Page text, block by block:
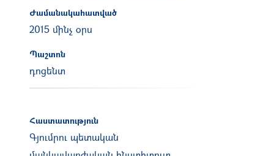
Ժամանակահատված
2015 մինչ օրս
Պաշտոն
դոցենտ
Հաստատություն
Գյումրու պետական